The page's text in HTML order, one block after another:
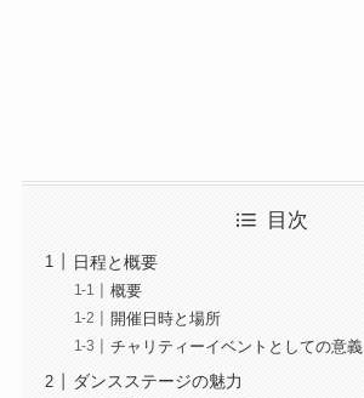
目次
日程と概要
概要
開催日時と場所
チャリティーイベントとしての意義
ダンスステージの魅力